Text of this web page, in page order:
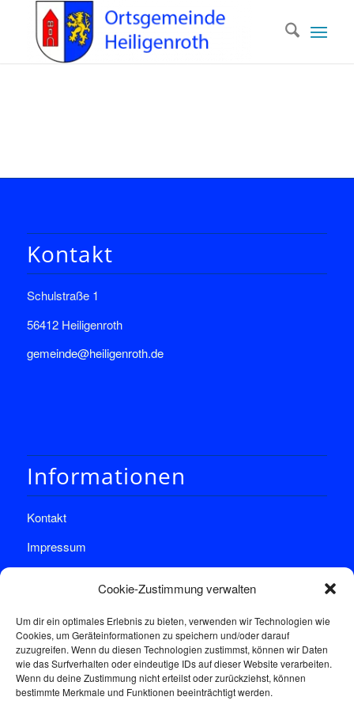
Cookie-Zustimmung verwalten
Um dir ein optimales Erlebnis zu bieten, verwenden wir Technologien wie
Cookies, um Geräteinformationen zu speichern und/oder darauf
zuzugreifen. Wenn du diesen Technologien zustimmst, können wir Daten
wie das Surfverhalten oder eindeutige IDs auf dieser Website verarbeiten.
Wenn du deine Zustimmung nicht erteilst oder zurückziehst, können
bestimmte Merkmale und Funktionen beeinträchtigt werden.
Kontakt
Schulstraße 1
56412 Heiligenroth
gemeinde@heiligenroth.de
Informationen
Kontakt
Impressum
Sprechstunde